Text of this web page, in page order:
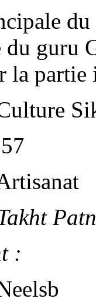
du
du guru
la partie
: